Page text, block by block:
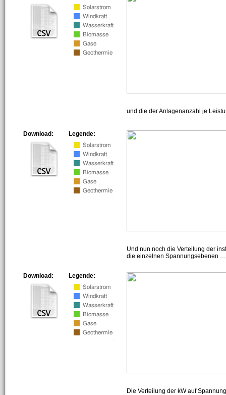
und die der Anlagenanzahl je
Legende:
Download:
Und nun noch die Verteilung der
die einzelnen Spannungsebenen
Legende:
Download:
Die Verteilung der kW auf